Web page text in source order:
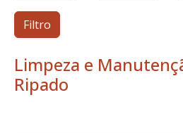
Filtro
Limpeza e
Ripado